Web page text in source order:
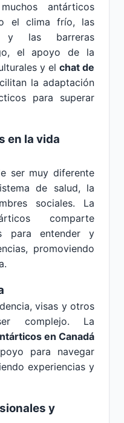
antárticos
el clima frío, las
y las barreras
el apoyo de la
y el chat de
la adaptación
para superar
en la vida
ser muy diferente
de salud, la
sociales. La
comparte
para entender y
promoviendo
visas y otros
complejo. La
en Canadá
para navegar
experiencias y
y